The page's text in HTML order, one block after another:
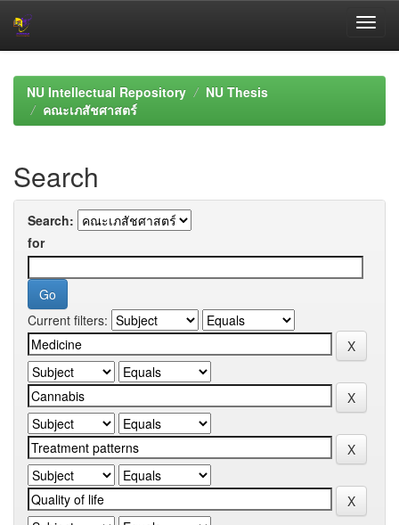
navigationNU Intellectual Repository
NU Thesis
คณะเภสัชศาสตร์
Search
Search:
for
Current filters: